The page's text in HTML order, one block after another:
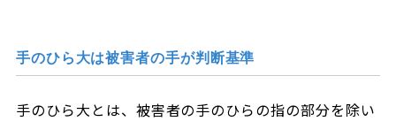
手のひら大は被害者の手が判断基準
手のひら大とは、被害者の手のひらの指の部分を除い